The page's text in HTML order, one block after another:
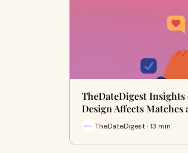
TheDateDigest
Design Affects Matches
TheDateDigest · 13 min